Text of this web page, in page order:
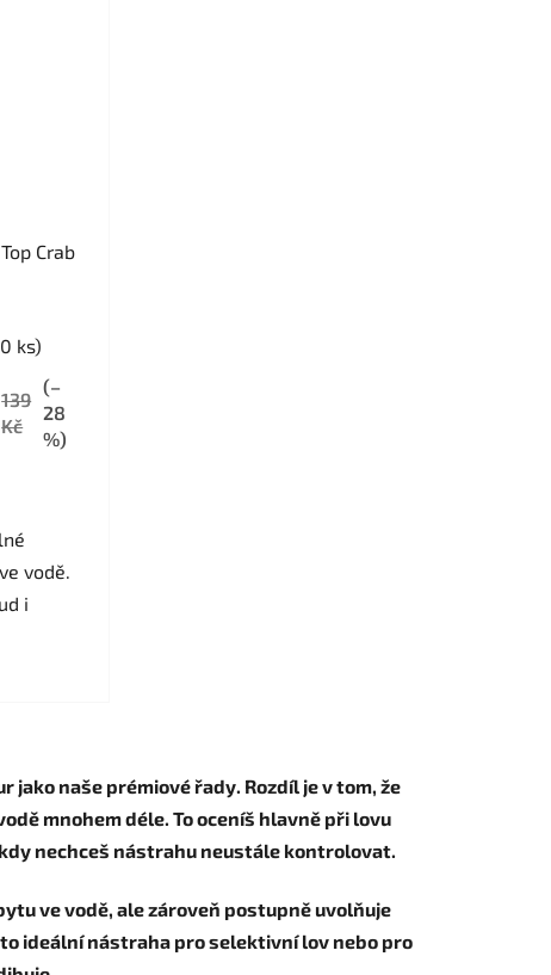
Crab
ks)
139
Kč
(–
28
%)
vodě.
i
naše prémiové řady. Rozdíl je v tom, že
mnohem déle. To oceníš hlavně při lovu
nechceš nástrahu neustále kontrolovat.
ve vodě, ale zároveň postupně uvolňuje
ideální nástraha pro selektivní lov nebo pro